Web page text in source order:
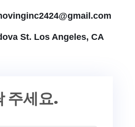
주세요.
St. Los Angeles, CA